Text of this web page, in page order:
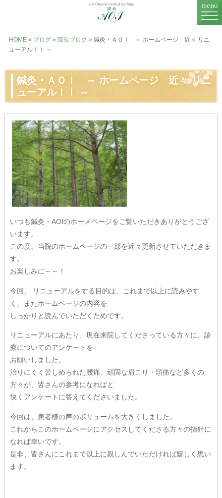
MENU
婦人科治療
不妊治療
症例一覧
症例に関するお話
料金表
鍼灸院紹介
スタッフ紹介
お問い合わせ
社会貢献活動
AOI通信
AOIブログ
HOME» ブログ» 院長ブログ» 鍼灸・ＡＯＩ ～ ホームページ 近々 リニ
ューアル！！ ～
鍼灸・ＡＯＩ ～ ホームページ 近々 リニ
ューアル！！ ～
いつも鍼灸・AOIのホーメページをご覧いただきありがとうござ
います。
この度、当院のホームページの一部を近々更新させていただきま
す。
お楽しみに～～！
今回、 リニューアルをする目的は、これまで以上に読みやす
く、またホームページの内容を
しっかりと読んでいただくためです。
リニューアルにあたり、現在来院してくださっている方々に、診
療についてのアンケートを
お願いしました。
治りにくく苦しめられた腰痛、頑固な肩こり・頭痛など多くの
方々が、皆さんの参考になればと
快くアンケートに答えてくださいました。
今回は、患者様の声のボリュームを大きくしました。
これからこのホームページにアクセスしてくださる方々の指針に
なれば幸いです。
是非、皆さんにこれまで以上に親しんでいただければ嬉しく思い
ます。